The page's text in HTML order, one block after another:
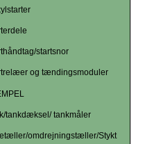
startsnor
og tændingsmoduler
tankdæksel/ tankmåler
omdrejningstæller/Stykt